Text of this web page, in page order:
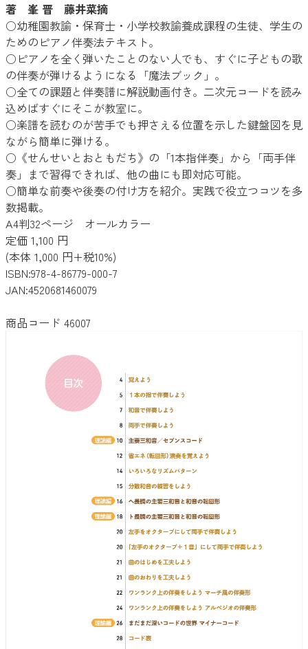
著 峯 晋 藤井菜摘
○幼稚園教諭・保育士・小学校教諭養成課程の生徒、学生の
ためのピアノ伴奏法テキスト。
○ピアノを全く弾いたことのない人でも、すぐに子どもの歌
の伴奏が弾けるようになる「魔法ブック」。
○全ての課題と伴奏譜に解説動画付き。二次元コードを読み
込めばすぐにそこが教室に。
○楽譜を読むのが苦手でも押さえる位置を示した鍵盤図を見
ながら簡単に弾ける。
○《せんせいとおともだち》の「1本指伴奏」から「両手伴
奏」まで習得できれば、他の曲にも即対応可能。
○簡単な前奏や後奏の付け方を紹介。実践で役立つコツを多
数掲載。
A4判32ページ オールカラー
定価 1,100 円
(本体 1,000 円+税10%)
ISBN:978-4-86779-000-7
JAN:4520681460079
商品コード 46007